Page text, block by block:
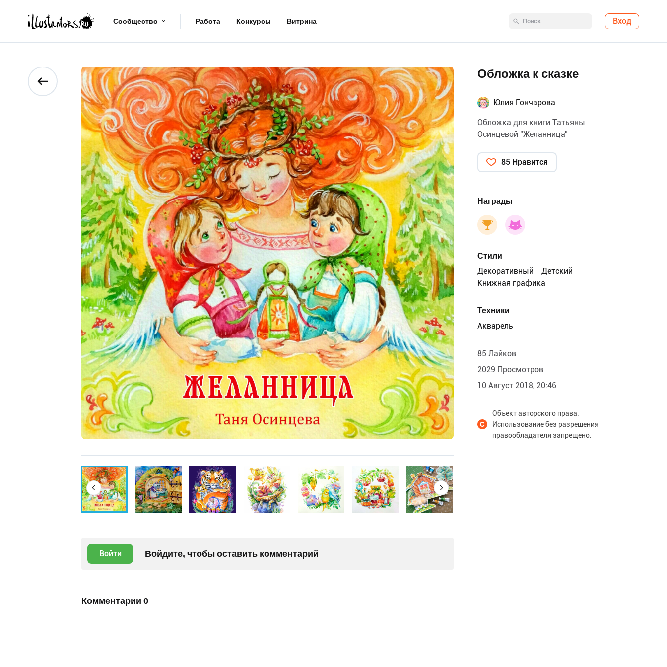
Сообщество Работа Конкурсы Витрина Вход
Войти Войдите, чтобы оставить комментарий
Комментарии 0
Обложка к сказке
Юлия Гончарова
Обложка для книги Татьяны
Осинцевой "Желанница"
85 Нравится
Награды
Стили
Декоративный
Детский
Книжная графика
Техники
Акварель
85 Лайков
2029 Просмотров
10 Август 2018, 20:46
Объект авторского права.
Использование без разрешения
правообладателя запрещено.